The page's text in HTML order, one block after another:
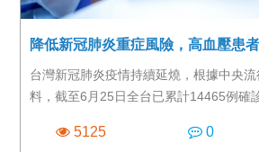
降低新冠肺炎重症風險，高血壓患
台灣新冠肺炎疫情持續延燒，根據中央
料，截至6月25日全台已累計14465例確
比例更是驚人，可見高血壓與新冠肺炎重
5125 0